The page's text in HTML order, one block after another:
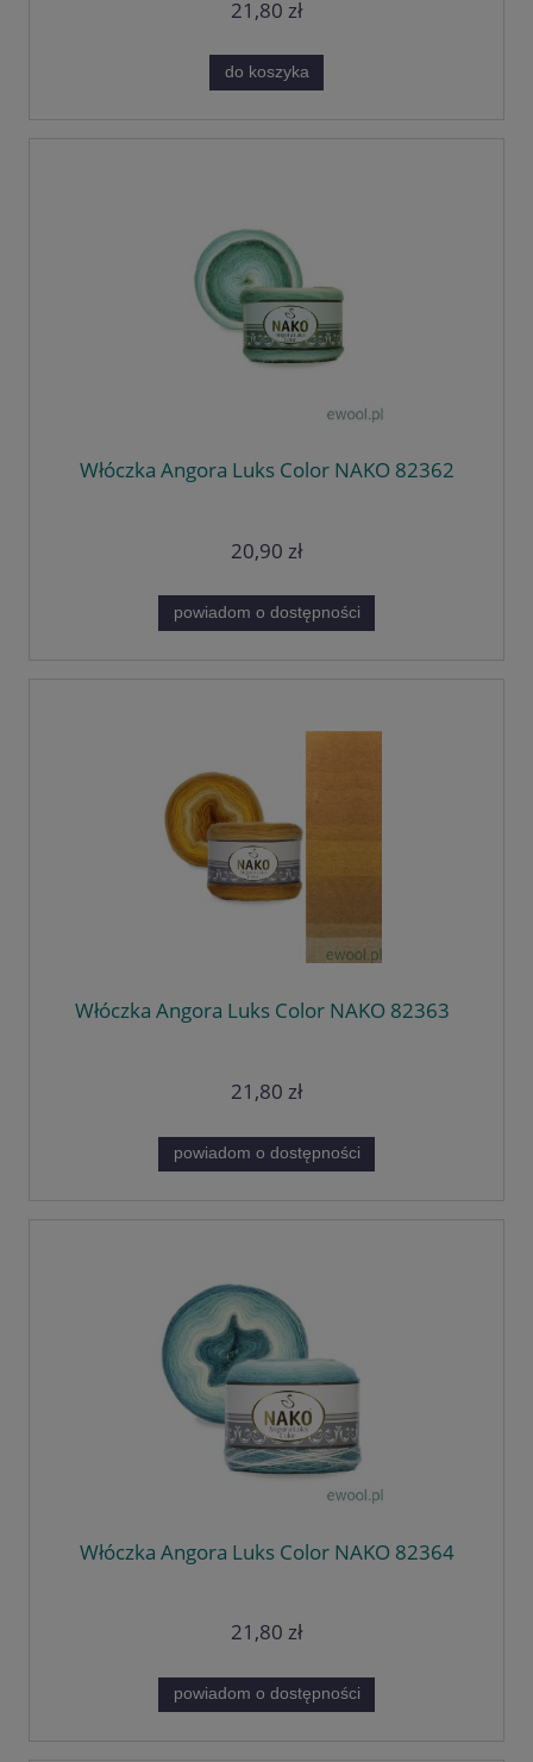
21,80 zł
do koszyka
Włóczka Angora Luks Color NAKO 82362
20,90 zł
powiadom o dostępności
Włóczka Angora Luks Color NAKO 82363
21,80 zł
powiadom o dostępności
Włóczka Angora Luks Color NAKO 82364
21,80 zł
powiadom o dostępności